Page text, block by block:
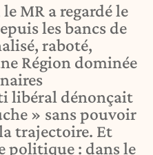
MR a regardé le
les bancs de
raboté,
Région dominée
libéral dénonçait
» sans pouvoir
trajectoire. Et
politique : dans le